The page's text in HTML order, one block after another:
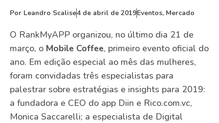
Por Leandro Scalise4 de abril de 2019Eventos, Mercado
O RankMyAPP organizou, no último dia 21 de
março, o Mobile Coffee, primeiro evento oficial do
ano. Em edição especial ao mês das mulheres,
foram convidadas três especialistas para
palestrar sobre estratégias e insights para 2019:
a fundadora e CEO do app Diin e Rico.com.vc,
Monica Saccarelli; a especialista de Digital